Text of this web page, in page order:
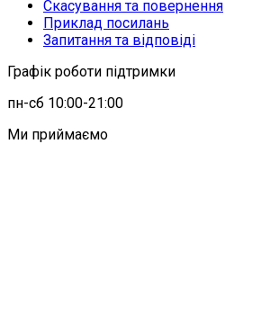
Скасування та повернення
Приклад посилань
Запитання та відповіді
Графік роботи підтримки
пн-сб 10:00-21:00
Ми приймаємо